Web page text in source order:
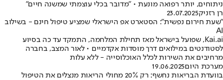
ניתוחים, יותר רפואה מונעת • "מדובר בכלי עוצמתי שמשנה חיים"
רן רזניק23.07.2025
"שעת חירום נפשית": הסטארט אפ הישראלי שמציע טיפול חינם - בשילוב
AI
Kai.ai, שפועל בישראל מאז תחילת המלחמה, התמקד עד כה בסיוע
לסטודנטים במילואים דרך מוסדות אקדמיים • לאור המצב, בחברה
מרחיבים את השירות לכלל האוכלוסייה - ללא עלות
מערכת היום19.06.2025
בוועדת הבריאות נחשף: רק 20% מחולי הריאות מנצלים את הטיפול